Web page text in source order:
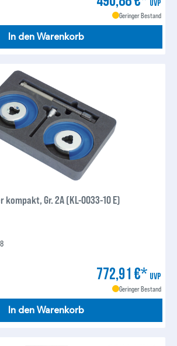
UVP
Geringer Bestand
In den Warenkorb
Gr. 2A (KL-0033-10 E)
772,91 €* UVP
Geringer Bestand
In den Warenkorb